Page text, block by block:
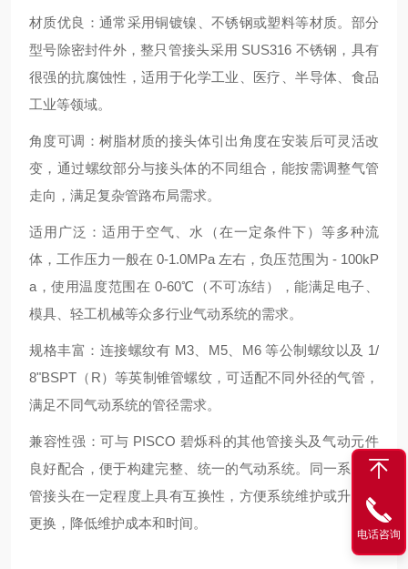
材质优良：通常采用铜镀镍、不锈钢或塑料等材质。部分
型号除密封件外，整只管接头采用 SUS316 不锈钢，具有
很强的抗腐蚀性，适用于化学工业、医疗、半导体、食品
工业等领域。
角度可调：树脂材质的接头体引出角度在安装后可灵活改
变，通过螺纹部分与接头体的不同组合，能按需调整气管
走向，满足复杂管路布局需求。
适用广泛：适用于空气、水（在一定条件下）等多种流
体，工作压力一般在 0-1.0MPa 左右，负压范围为 - 100kP
a，使用温度范围在 0-60℃（不可冻结），能满足电子、
模具、轻工机械等众多行业气动系统的需求。
规格丰富：连接螺纹有 M3、M5、M6 等公制螺纹以及 1/
8"BSPT（R）等英制锥管螺纹，可适配不同外径的气管，
满足不同气动系统的管径需求。
兼容性强：可与 PISCO 碧烁科的其他管接头及气动元件
良好配合，便于构建完整、统一的气动系统。同一系列的
管接头在一定程度上具有互换性，方便系统维护或升级时
更换，降低维护成本和时间。
电话咨询